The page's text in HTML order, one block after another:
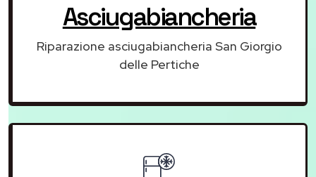
Asciugabiancheria
Riparazione asciugabiancheria San Giorgio
delle Pertiche